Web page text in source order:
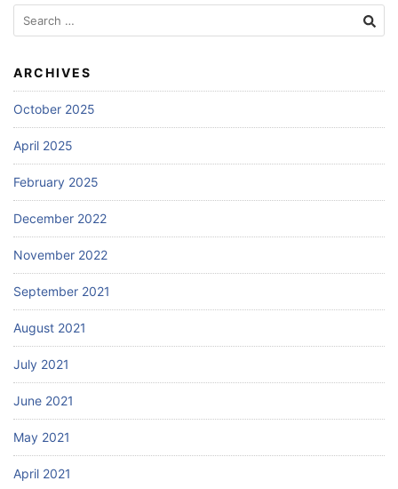
Search
for:
ARCHIVES
October 2025
April 2025
February 2025
December 2022
November 2022
September 2021
August 2021
July 2021
June 2021
May 2021
April 2021